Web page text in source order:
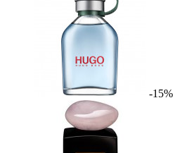
-15%